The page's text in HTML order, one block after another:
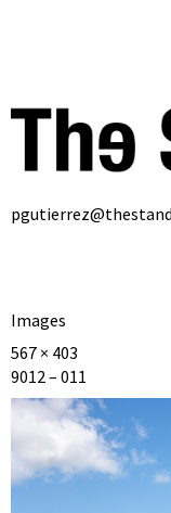
Images
567 × 403
9012 – 011